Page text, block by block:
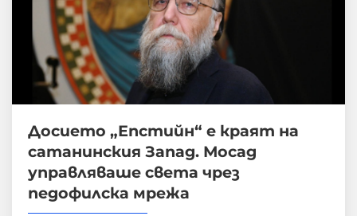
Досието „Епстийн“ е краят на
сатанинския Запад. Мосад
управляваше света чрез
педофилска мрежа